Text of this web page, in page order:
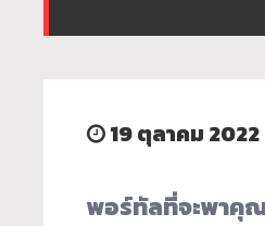
19 ตุลาคม 2022
พอร์ทัลที่จะพาคุณ